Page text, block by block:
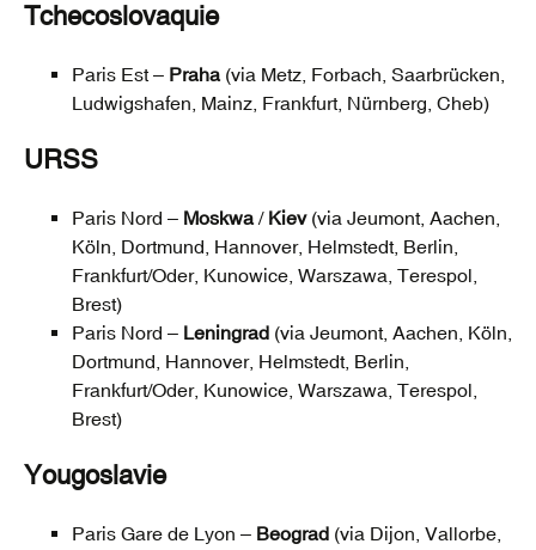
Tchecoslovaquie
Paris Est – Praha(via Metz, Forbach, Saarbrücken,
Ludwigshafen, Mainz, Frankfurt, Nürnberg, Cheb)
URSS
Paris Nord – Moskwa/ Kiev(via Jeumont, Aachen,
Köln, Dortmund, Hannover, Helmstedt, Berlin,
Frankfurt/Oder, Kunowice, Warszawa, Terespol,
Brest)
Paris Nord – Leningrad (via Jeumont, Aachen, Köln,
Dortmund, Hannover, Helmstedt, Berlin,
Frankfurt/Oder, Kunowice, Warszawa, Terespol,
Brest)
Yougoslavie
Paris Gare de Lyon – Beograd (via Dijon, Vallorbe,